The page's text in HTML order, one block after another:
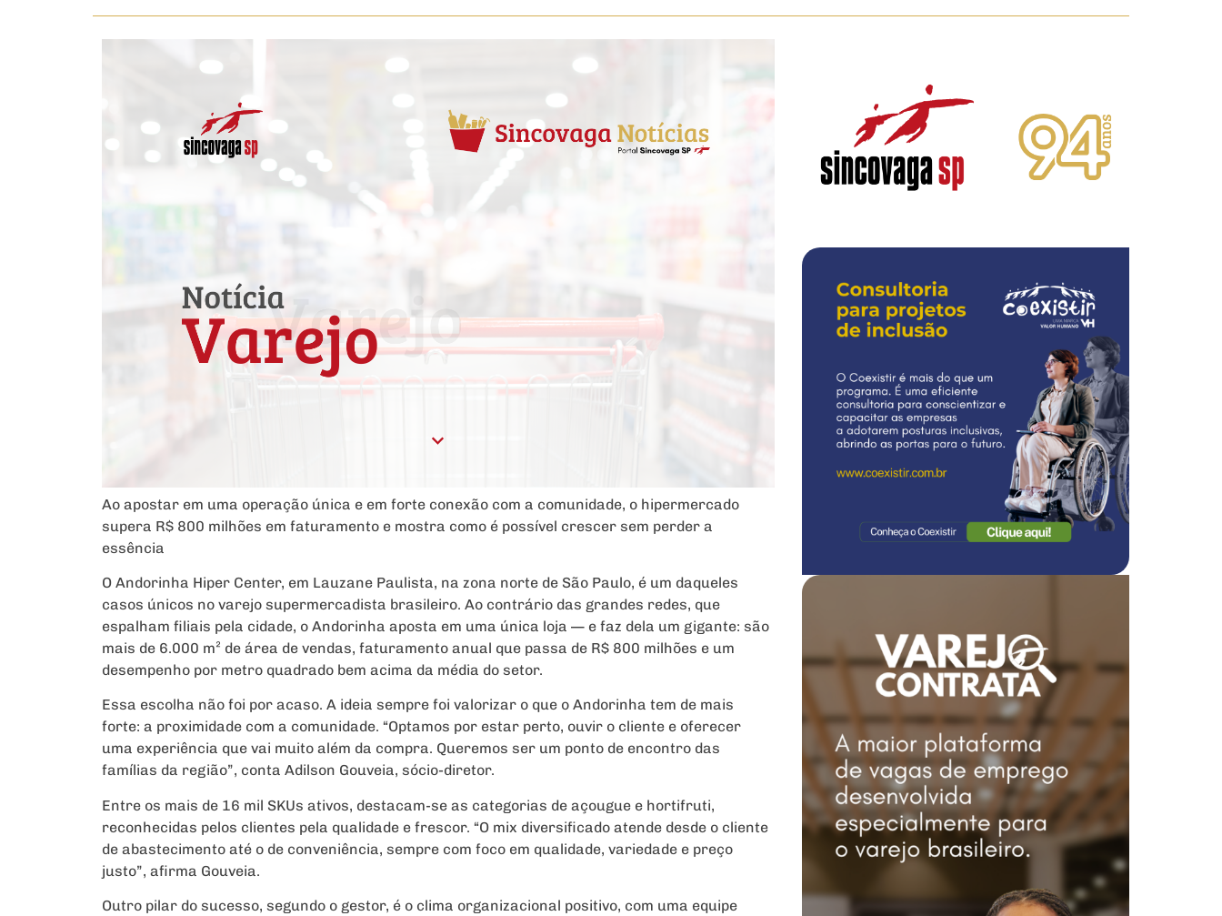
Ao apostar em uma operação única e em forte conexão com a comunidade, o hipermercado
supera R$ 800 milhões em faturamento e mostra como é possível crescer sem perder a
essência
O Andorinha Hiper Center, em Lauzane Paulista, na zona norte de São Paulo, é um daqueles
casos únicos no varejo supermercadista brasileiro. Ao contrário das grandes redes, que
espalham filiais pela cidade, o Andorinha aposta em uma única loja — e faz dela um gigante: são
mais de 6.000 m² de área de vendas, faturamento anual que passa de R$ 800 milhões e um
desempenho por metro quadrado bem acima da média do setor.
Essa escolha não foi por acaso. A ideia sempre foi valorizar o que o Andorinha tem de mais
forte: a proximidade com a comunidade. “Optamos por estar perto, ouvir o cliente e oferecer
uma experiência que vai muito além da compra. Queremos ser um ponto de encontro das
famílias da região”, conta Adilson Gouveia, sócio-diretor.
Entre os mais de 16 mil SKUs ativos, destacam-se as categorias de açougue e hortifruti,
reconhecidas pelos clientes pela qualidade e frescor. “O mix diversificado atende desde o cliente
de abastecimento até o de conveniência, sempre com foco em qualidade, variedade e preço
justo”, afirma Gouveia.
Outro pilar do sucesso, segundo o gestor, é o clima organizacional positivo, com uma equipe